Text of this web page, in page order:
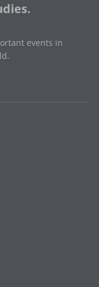
events in